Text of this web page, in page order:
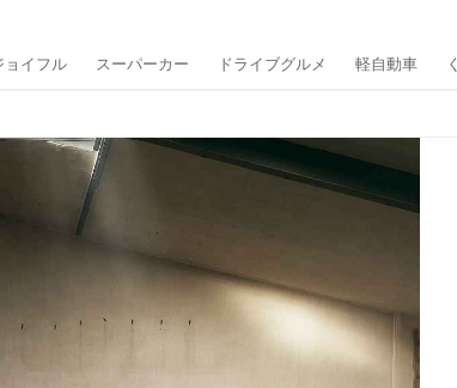
ョイフル スーパーカー ドライブグルメ 軽自動車